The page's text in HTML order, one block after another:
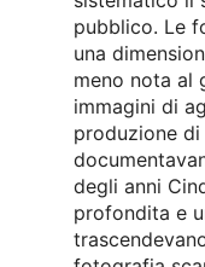
pubblico. Le
una
meno nota al
immagini di
produzione
degli anni
profondita e